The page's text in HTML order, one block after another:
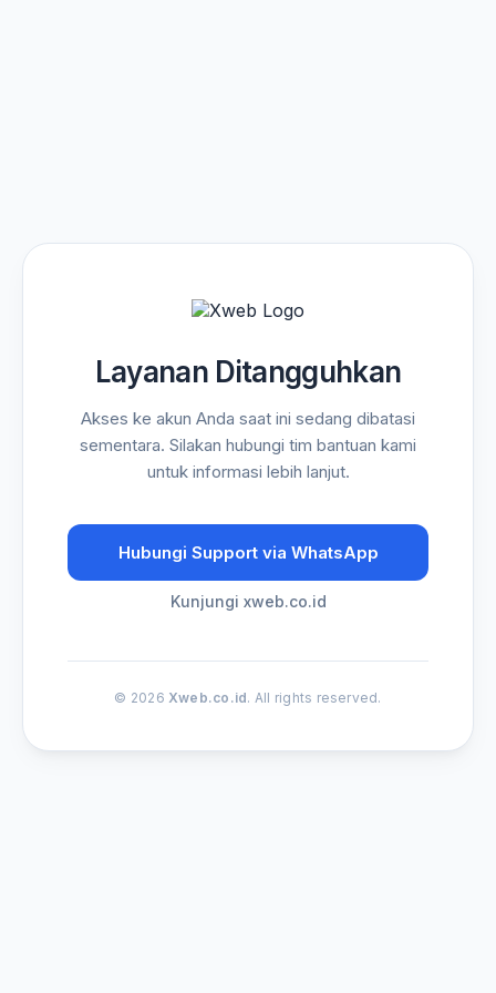
Layanan Ditangguhkan
Akses ke akun Anda saat ini sedang dibatasi
sementara. Silakan hubungi tim bantuan kami
untuk informasi lebih lanjut.
Hubungi Support via WhatsApp
Kunjungi xweb.co.id
© 2026 Xweb.co.id. All rights reserved.